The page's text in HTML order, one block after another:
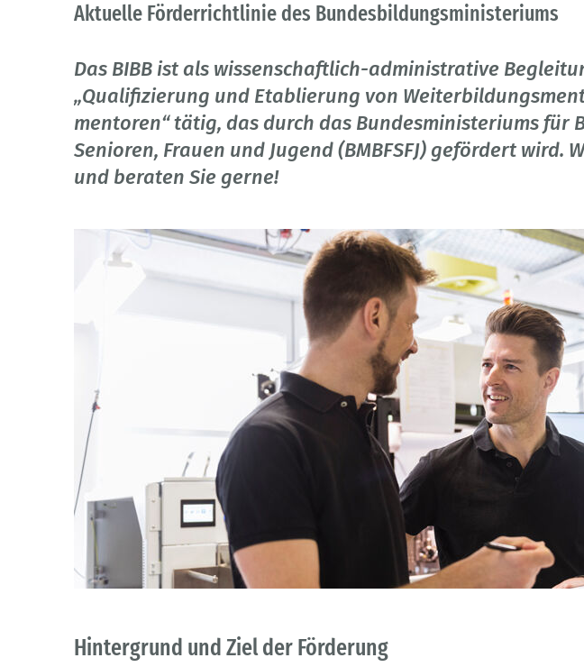
Aktuelle Förderrichtlinie des Bundesbildungsministeriums
Das BIBB ist als wissenschaftlich-administrative
„Qualifizierung und Etablierung von
mentoren“ tätig, das durch das Bundesministeriums für
Senioren, Frauen und Jugend (BMBFSFJ) gefördert wird.
und beraten Sie gerne!
Hintergrund und Ziel der Förderung